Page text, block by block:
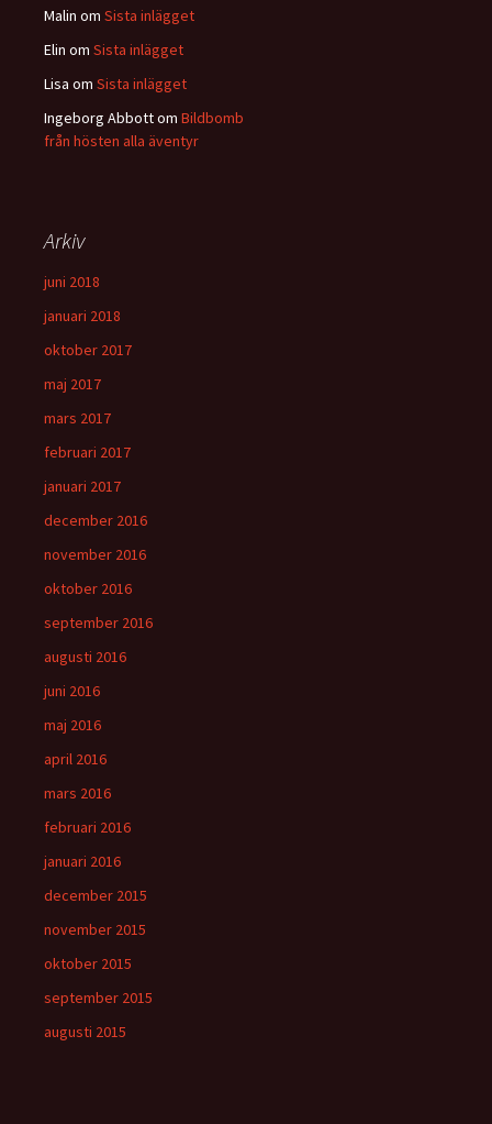
Malin om Sista inlägget
Elin om Sista inlägget
Lisa om Sista inlägget
Ingeborg Abbottom Bildbomb
från hösten alla äventyr
Arkiv
juni 2018
januari 2018
oktober 2017
maj 2017
mars 2017
februari 2017
januari 2017
december 2016
november 2016
oktober 2016
september 2016
augusti 2016
juni 2016
maj 2016
april 2016
mars 2016
februari 2016
januari 2016
december 2015
november 2015
oktober 2015
september 2015
augusti 2015